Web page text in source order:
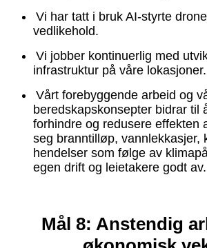
Vi har tatt i bruk AI-styrte
vedlikehold.
Vi jobber kontinuerlig med
infrastruktur på våre lokasjoner.
Vårt forebyggende arbeid og
beredskapskonsepter bidrar til
forhindre og redusere
seg branntilløp, vannlekkasjer,
hendelser som følge av
egen drift og leietakere godt av.
Mål 8: Anstendig